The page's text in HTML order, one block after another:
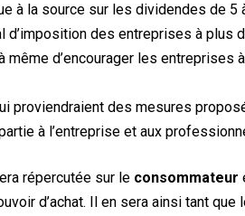
à la source sur les dividendes de 5
des entreprises à plus
même d’encourager les entreprises
proviendraient des mesures
à l’entreprise et aux
répercutée sur le consommateur
d’achat. Il en sera ainsi tant que